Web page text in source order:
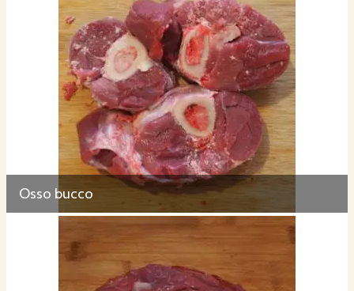
Osso bucco